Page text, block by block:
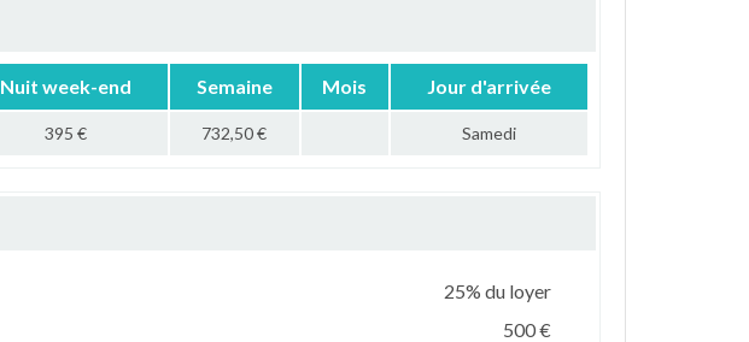
Nuit week-end Semaine Mois Jour d'arrivée
395 € 732,50 € Samedi
25% du loyer
500 €